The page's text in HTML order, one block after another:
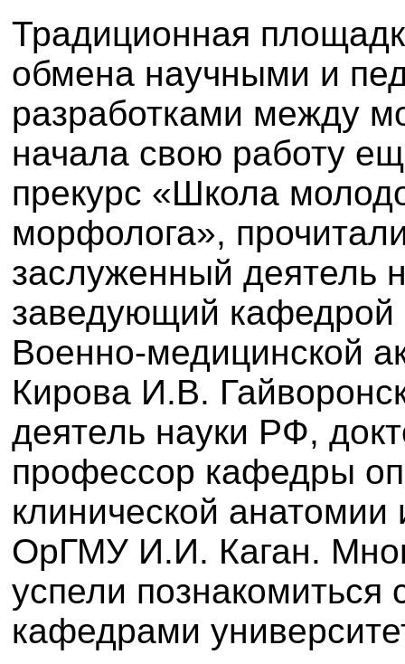
Традиционная
обмена научными и
разработками между
начала свою работу
прекурс «Школа
морфолога»,
заслуженный деятель
заведующий
Военно-медицинской
Кирова И.В.
деятель науки РФ,
профессор кафедры
клинической
ОрГМУ И.И. Каган.
успели
кафедрами